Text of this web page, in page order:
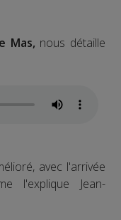
Mas, nous détaille
avec l'arrivée
l'explique Jean-